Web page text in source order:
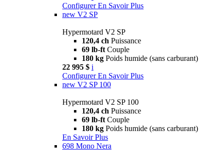
Configurer En Savoir Plus
new V2 SP
Hypermotard V2 SP
120,4 ch Puissance
69 lb-ft Couple
180 kg Poids humide (sans carburant)
22 995 $ i
Configurer En Savoir Plus
new V2 SP 100
Hypermotard V2 SP 100
120,4 ch Puissance
69 lb-ft Couple
180 kg Poids humide (sans carburant)
En Savoir Plus
698 Mono Nera